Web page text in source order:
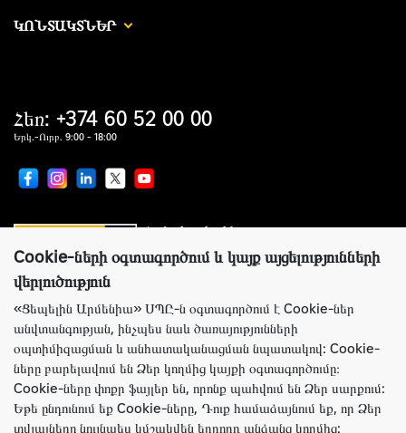
ԿՈՆՏԱԿՏՆԵՐ
Համաշխարհային առաջատար
ներկայացուցիչ
Հեռ: +374 60 52 00 00
Երկ.-Ուրբ. 9:00 - 18:00
Կայքի ճիշտ աշխատանքի համար Ցեպելին Արմենիա ընկերությունն
օգտագործում է Cookie-ներ: Այս ֆայլերը պարունակում են տեղեկություններ
կայք՝ Ձեր նախկին այցելությունների մասին: Cookie-ները չեն նույնականացնում
Ձեր անձը: Ամբողջ տեղեկատվությունը լիովին գաղտնի է: Անհրաժեշտության
դեպքում Դուք կարող եք անջատել Cookie-ները բրաուզերի կարգավորումների
միջոցով:
Cookie-ների օգտագործում և կայք այցելությունների
վերլուծություն
«Ցեպելին Արմենիա» ՍՊԸ-ն օգտագործում է Cookie-ներ
անվտանգության, ինչպես նաև ծառայությունների
օպտիմիզացման և անհատականացման նպատակով: Cookie-
ները բարելավում են Ձեր կողմից կայքի օգտագործումը։
Cookie-ները փոքր ֆայլեր են, որոնք պահվում են Ձեր սարքում:
Եթե ​​ընդունում եք Cookie-ները, Դուք համաձայնում եք, որ Ձեր
տվյալները նույնպես կմշակվեն երրորդ անձանց կողմից: